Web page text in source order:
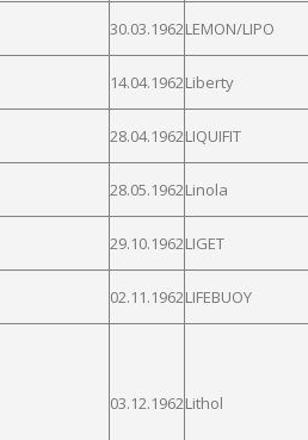
30.03.1962LEMON/LIPO
14.04.1962Liberty
28.04.1962LIQUIFIT
28.05.1962Linola
29.10.1962LIGET
02.11.1962LIFEBUOY
03.12.1962Lithol